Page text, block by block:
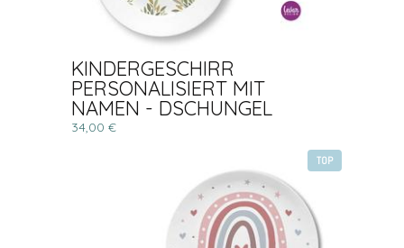
KINDERGESCHIRR
PERSONALISIERT MIT
NAMEN - DSCHUNGEL
34,00 €
TOP